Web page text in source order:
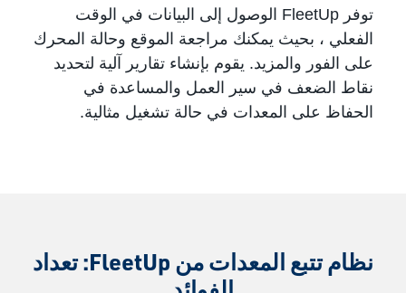
توفر FleetUp الوصول إلى البيانات في الوقت
الفعلي ، بحيث يمكنك مراجعة الموقع وحالة المحرك
على الفور والمزيد. يقوم بإنشاء تقارير آلية لتحديد
نقاط الضعف في سير العمل والمساعدة في
الحفاظ على المعدات في حالة تشغيل مثالية.
نظام تتبع المعدات من FleetUp: تعداد